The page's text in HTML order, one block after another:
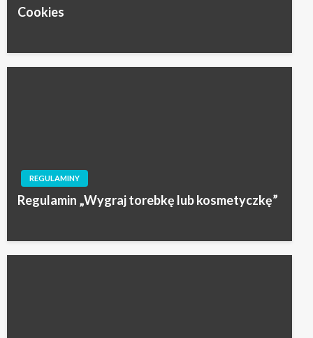
Cookies
REGULAMINY
Regulamin „Wygraj torebkę lub kosmetyczkę”